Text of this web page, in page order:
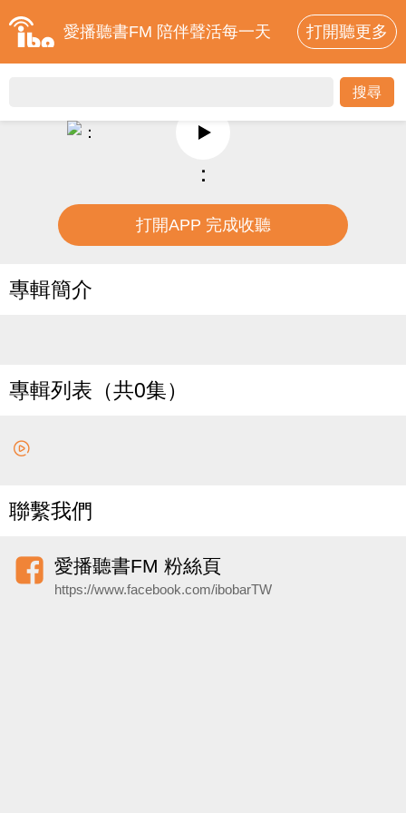
愛播聽書FM 陪伴聲活每一天 打開聽更多
：
打開APP 完成收聽
專輯簡介
專輯列表（共0集）
聯繫我們
愛播聽書FM 粉絲頁
https://www.facebook.com/ibobarTW